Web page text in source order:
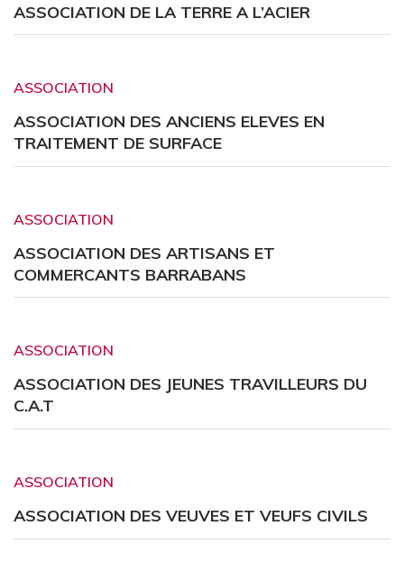
ASSOCIATION DE LA TERRE A L’ACIER
ASSOCIATION
ASSOCIATION DES ANCIENS ELEVES EN
TRAITEMENT DE SURFACE
ASSOCIATION
ASSOCIATION DES ARTISANS ET
COMMERCANTS BARRABANS
ASSOCIATION
ASSOCIATION DES JEUNES TRAVILLEURS DU
C.A.T
ASSOCIATION
ASSOCIATION DES VEUVES ET VEUFS CIVILS